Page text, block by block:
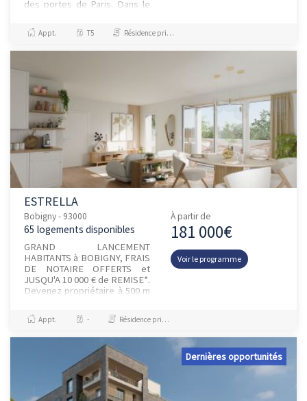
des portes de Paris. Dans le
et Montreuil, Bobigny vit...
Appt. T5 Résidence principale / PTZ
ESTRELLA
Bobigny - 93000
65 logements disponibles
GRAND LANCEMENT
HABITANTS à BOBIGNY, FRAIS
DE NOTAIRE OFFERTS et
JUSQU'A 10 000 € de REMISE*.
Devenez propriétaire à 500 m
Paris ligne 15 et du T1 et
bénéficiez de...
À partir de
181 000€
Voir le programme
Appt. - Résidence principale / PTZ
Dernières opportunités